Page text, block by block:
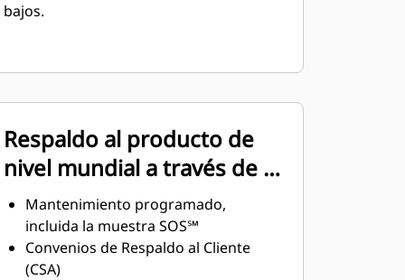
bajos.
Respaldo al producto de
nivel mundial a través de la
red global de
distribuidores Cat
Mantenimiento programado,
incluida la muestra SOS℠
Convenios de Respaldo al Cliente
(CSA)